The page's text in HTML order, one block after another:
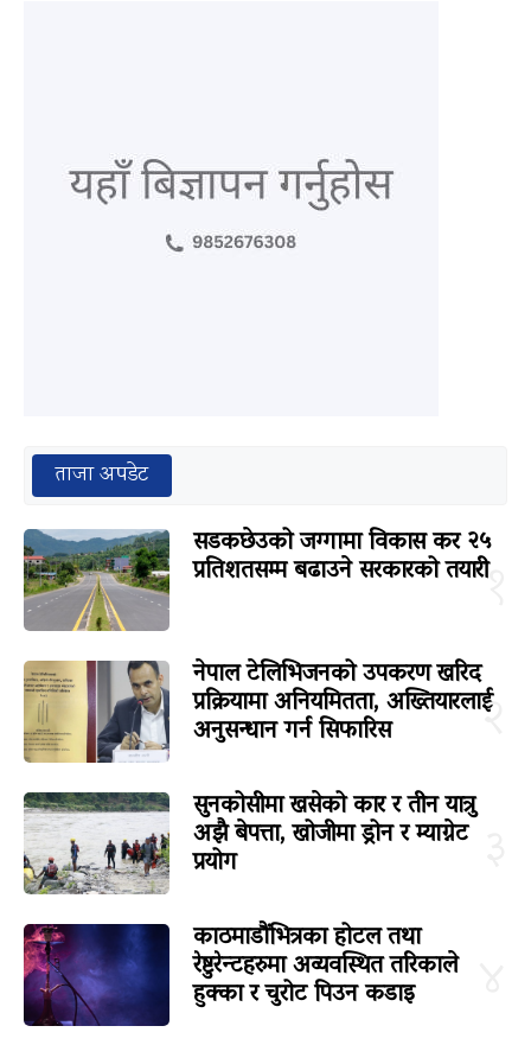
ताजा अपडेट
१
सडकछेउको जग्गामा विकास कर २५
प्रतिशतसम्म बढाउने सरकारको तयारी
२
नेपाल टेलिभिजनको उपकरण खरिद
प्रक्रियामा अनियमितता, अख्तियारलाई
अनुसन्धान गर्न सिफारिस
सुनकोसीमा खसेको कार र तीन यात्रु
अझै बेपत्ता, खोजीमा ड्रोन र म्याग्नेट
प्रयोग
काठमाडौंभित्रका होटल तथा
रेष्टुरेन्टहरुमा अव्यवस्थित तरिकाले
हुक्का र चुरोट पिउन कडाइ